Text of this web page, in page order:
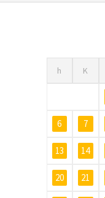
h K
6 7
13 14
20 21